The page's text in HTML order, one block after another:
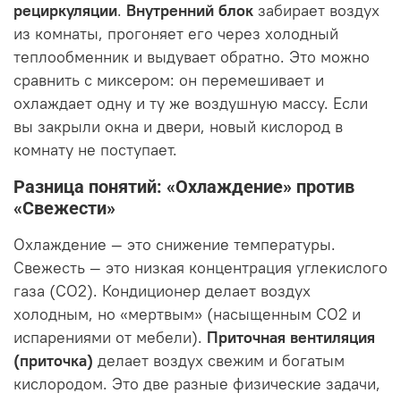
рециркуляции. Внутренний блок забирает воздух
из комнаты, прогоняет его через холодный
теплообменник и выдувает обратно. Это можно
сравнить с миксером: он перемешивает и
охлаждает одну и ту же воздушную массу. Если
вы закрыли окна и двери, новый кислород в
комнату не поступает.
Разница понятий: «Охлаждение» против
«Свежести»
Охлаждение — это снижение температуры.
Свежесть — это низкая концентрация углекислого
газа (CO2). Кондиционер делает воздух
холодным, но «мертвым» (насыщенным CO2 и
испарениями от мебели). Приточная вентиляция
(приточка) делает воздух свежим и богатым
кислородом. Это две разные физические задачи,